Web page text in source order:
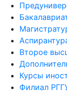
Второе
Курсы
Филиал